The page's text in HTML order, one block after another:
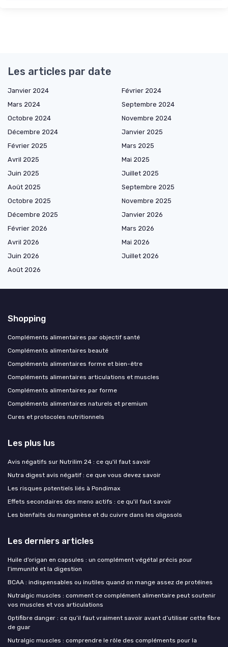
Les articles par date
Janvier 2024
Février 2024
Mars 2024
Septembre 2024
Octobre 2024
Novembre 2024
Décembre 2024
Janvier 2025
Février 2025
Mars 2025
Avril 2025
Mai 2025
Juin 2025
Juillet 2025
Août 2025
Septembre 2025
Octobre 2025
Novembre 2025
Décembre 2025
Janvier 2026
Février 2026
Mars 2026
Avril 2026
Mai 2026
Juin 2026
Juillet 2026
Août 2026
Shopping
Compléments alimentaires par objectif santé
Compléments alimentaires beauté
Compléments alimentaires forme et bien-être
Compléments alimentaires articulations et muscles
Compléments alimentaires par forme
Compléments alimentaires naturels et premium
Cures et protocoles nutritionnels
Les plus lus
Avis négatifs sur Nutrilim 24 : ce qu'il faut savoir
Nutra digest avis négatif : ce que vous devez savoir
Les risques potentiels liés à Pondimax
Effets secondaires des meno actifs : ce qu'il faut savoir
Les bienfaits du manganèse et du cuivre dans les oligosols
Les derniers articles
Huile d’origan en capsules : un complément végétal précis pour
l’immunité et la digestion
BCAA : indispensables ou inutiles quand on mange assez de protéines
Nutralgic muscles : comment ce complément alimentaire peut soutenir
vos muscles et vos articulations
Optifibre danger : ce qu’il faut vraiment savoir avant d’utiliser cette fibre
de guar
Nutralgic muscles : comprendre le rôle des compléments pour la